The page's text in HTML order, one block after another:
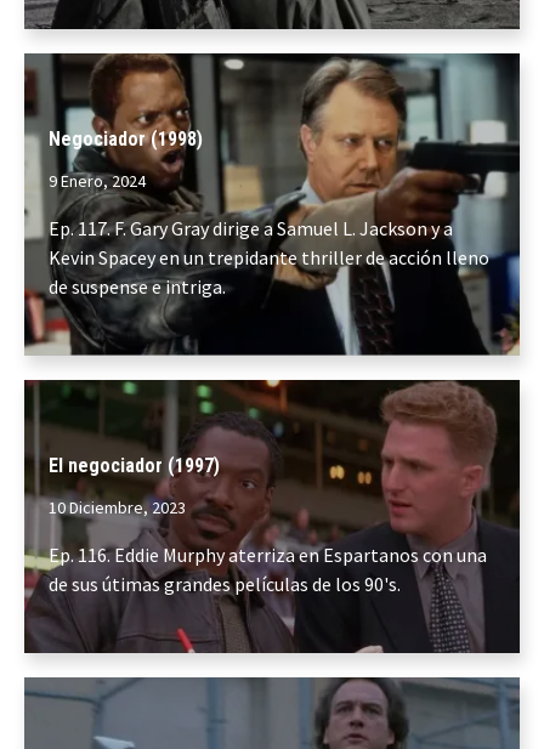
Negociador (1998)
9 Enero, 2024
Ep. 117. F. Gary Gray dirige a Samuel L. Jackson y a
Kevin Spacey en un trepidante thriller de acción lleno
de suspense e intriga.
El negociador (1997)
10 Diciembre, 2023
Ep. 116. Eddie Murphy aterriza en Espartanos con una
de sus útimas grandes películas de los 90's.